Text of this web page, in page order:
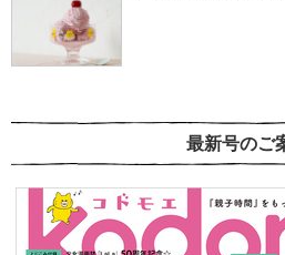
最新号のご